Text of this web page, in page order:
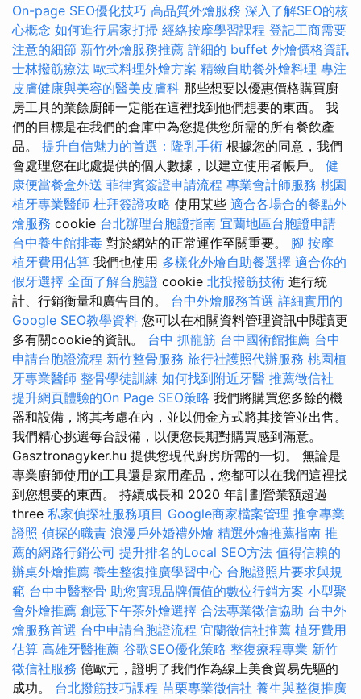
On-page SEO優化技巧 高品質外燴服務 深入了解SEO的核
心概念 如何進行居家打掃 經絡按摩學習課程 登記工商需要
注意的細節 新竹外燴服務推薦 詳細的 buffet 外燴價格資訊
士林撥筋療法 歐式料理外燴方案 精緻自助餐外燴料理 專注
皮膚健康與美容的醫美皮膚科 那些想要以優惠價格購買廚
房工具的業餘廚師一定能在這裡找到他們想要的東西。 我
們的目標是在我們的倉庫中為您提供您所需的所有餐飲產
品。 提升自信魅力的首選：隆乳手術 根據您的同意，我們
會處理您在此處提供的個人數據，以建立使用者帳戶。 健
康便當餐盒外送 菲律賓簽證申請流程 專業會計師服務 桃園
植牙專業醫師 杜拜簽證攻略 使用某些 適合各場合的餐點外
燴服務 cookie 台北辦理台胞證指南 宜蘭地區台胞證申請
台中養生館排毒 對於網站的正常運作至關重要。 腳 按摩
植牙費用估算 我們也使用 多樣化外燴自助餐選擇 適合你的
假牙選擇 全面了解台胞證 cookie 北投撥筋技術 進行統
計、行銷衡量和廣告目的。 台中外燴服務首選 詳細實用的
Google SEO教學資料 您可以在相關資料管理資訊中閱讀更
多有關cookie的資訊。 台中 抓龍筋 台中國術館推薦 台中
申請台胞證流程 新竹整骨服務 旅行社護照代辦服務 桃園植
牙專業醫師 整骨學徒訓練 如何找到附近牙醫 推薦徵信社
提升網頁體驗的On Page SEO策略 我們將購買您多餘的機
器和設備，將其考慮在內，並以佣金方式將其接管並出售。
我們精心挑選每台設備，以便您長期對購買感到滿意。
Gasztronagyker.hu 提供您現代廚房所需的一切。 無論是
專業廚師使用的工具還是家用產品，您都可以在我們這裡找
到您想要的東西。 持續成長和 2020 年計劃營業額超過
three 私家偵探社服務項目 Google商家檔案管理 推拿專業
證照 偵探的職責 浪漫戶外婚禮外燴 精選外燴推薦指南 推
薦的網路行銷公司 提升排名的Local SEO方法 值得信賴的
辦桌外燴推薦 養生整復推廣學習中心 台胞證照片要求與規
範 台中中醫整骨 助您實現品牌價值的數位行銷方案 小型聚
會外燴推薦 創意下午茶外燴選擇 合法專業徵信協助 台中外
燴服務首選 台中申請台胞證流程 宜蘭徵信社推薦 植牙費用
估算 高雄牙醫推薦 谷歌SEO優化策略 整復療程專業 新竹
徵信社服務 億歐元，證明了我們作為線上美食貿易先驅的
成功。 台北撥筋技巧課程 苗栗專業徵信社 養生與整復推廣